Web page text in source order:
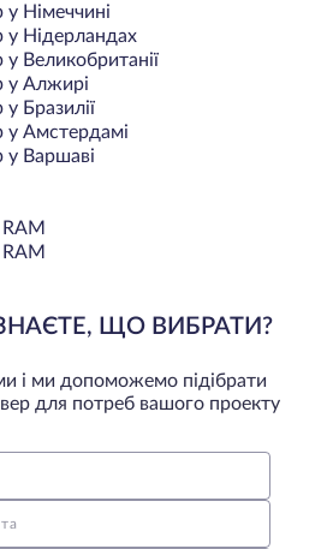
у Німеччині
у Нідерландах
у Великобританії
у Алжирі
Бразилії
у Амстердамі
у Варшаві
ЩО ВИБРАТИ?
і ми допоможемо підібрати
для потреб вашого проекту